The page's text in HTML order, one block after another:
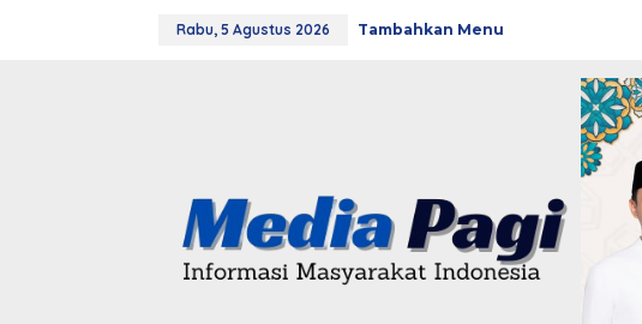
Rabu, 5 Agustus 2026 Tambahkan Menu